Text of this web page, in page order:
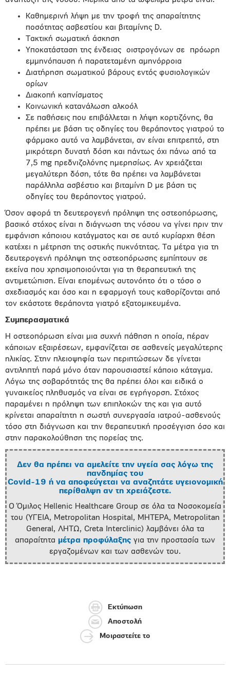
Καθημερινή λήψη με την τροφή της απαραίτητης
ποσότητας ασβεστίου και βιταμίνης D.
Τακτική σωματική άσκηση
Υποκατάσταση της ένδειας
οιστρογόνων σε
πρόωρη
εμμηνόπαυση ή παρατεταμένη αμηνόρροια
Διατήρηση σωματικού βάρους εντός φυσιολογικών
ορίων
Διακοπή καπνίσματος
Κοινωνική κατανάλωση αλκοόλ
Σε παθήσεις που επιβάλλεται η λήψη κορτιζόνης, θα
πρέπει με βάση τις οδηγίες του θεράποντος γιατρού το
φάρμακο αυτό να λαμβάνεται, αν είναι επιτρεπτό, στη
μικρότερη δυνατή δόση και πάντως όχι πάνω από τα
7,5 mg πρεδνιζολόνης ημερησίως. Αν χρειάζεται
μεγαλύτερη δόση, τότε θα πρέπει να λαμβάνεται
παράλληλα ασβέστιο και βιταμίνη D με βάση τις
οδηγίες του θεράποντος γιατρού.
Όσον αφορά τη δευτερογενή πρόληψη της οστεοπόρωσης,
βασικό στόχος είναι η διάγνωση της νόσου να γίνει πριν την
εμφάνιση κάποιου κατάγματος και σε αυτό κυρίαρχη θέση
κατέχει η μέτρηση της οστικής πυκνότητας. Τα μέτρα για τη
δευτερογενή πρόληψη της οστεοπόρωσης εμπίπτουν σε
εκείνα που χρησιμοποιούνται για τη θεραπευτική της
αντιμετώπιση. Είναι επομένως αυτονόητο ότι ο τόσο ο
σχεδιασμός και όσο και η εφαρμογή τους καθορίζονται από
τον εκάστοτε θεράποντα γιατρό εξατομικευμένα.
Συμπερασματικά
Η οστεοπόρωση είναι μια συχνή πάθηση η οποία, πέραν
κάποιων εξαιρέσεων, εμφανίζεται σε ασθενείς μεγαλύτερης
ηλικίας. Στην πλειοψηφία των περιπτώσεων δε γίνεται
αντιληπτή παρά μόνο όταν παρουσιαστεί κάποιο κάταγμα.
Λόγω της σοβαρότητάς της θα πρέπει όλοι και ειδικά ο
γυναικείος πληθυσμός να είναι σε εγρήγορση. Στόχος
παραμένει η πρόληψη των επιπλοκών της και για αυτό
κρίνεται απαραίτητη η σωστή συνεργασία ιατρού-ασθενούς
τόσο στη διάγνωση και την θεραπευτική προσέγγιση όσο και
στην παρακολούθηση της πορείας της.
Δεν θα πρέπει να αμελείτε την υγεία σας λόγω της
πανδημίας του
Covid-19 ή να αποφεύγεται να αναζητάτε υγειονομική
περίθαλψη αν τη χρειάζεστε.
Ο Όμιλος Hellenic Healthcare Group σε όλα τα Νοσοκομεία
του (ΥΓΕΙΑ, Metropolitan Hospital, ΜΗΤΕΡΑ, Metropolitan
General, ΛΗΤΩ, Creta Interclinic) λαμβάνει όλα τα
απαραίτητα μέτρα προφύλαξης για την προστασία των
εργαζομένων και των ασθενών του.
Εκτύπωση
Αποστολή
Μοιραστείτε το